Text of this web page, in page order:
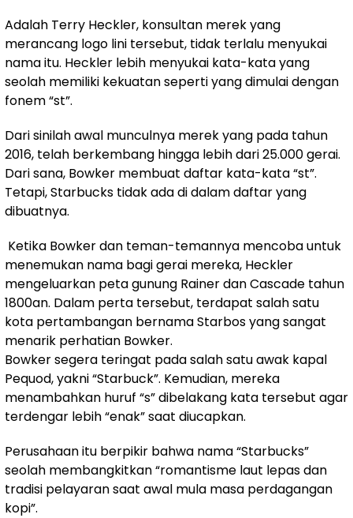
Adalah Terry Heckler, konsultan merek yang
merancang logo lini tersebut, tidak terlalu menyukai
nama itu. Heckler lebih menyukai kata-kata yang
seolah memiliki kekuatan seperti yang dimulai dengan
fonem “st”.
Dari sinilah awal munculnya merek yang pada tahun
2016, telah berkembang hingga lebih dari 25.000 gerai.
Dari sana, Bowker membuat daftar kata-kata “st”.
Tetapi, Starbucks tidak ada di dalam daftar yang
dibuatnya.
Ketika Bowker dan teman-temannya mencoba untuk
menemukan nama bagi gerai mereka, Heckler
mengeluarkan peta gunung Rainer dan Cascade tahun
1800an. Dalam perta tersebut, terdapat salah satu
kota pertambangan bernama Starbos yang sangat
menarik perhatian Bowker.
Bowker segera teringat pada salah satu awak kapal
Pequod, yakni “Starbuck”. Kemudian, mereka
menambahkan huruf “s” dibelakang kata tersebut agar
terdengar lebih “enak” saat diucapkan.
Perusahaan itu berpikir bahwa nama “Starbucks”
seolah membangkitkan “romantisme laut lepas dan
tradisi pelayaran saat awal mula masa perdagangan
kopi”.